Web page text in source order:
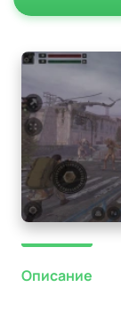
Описание